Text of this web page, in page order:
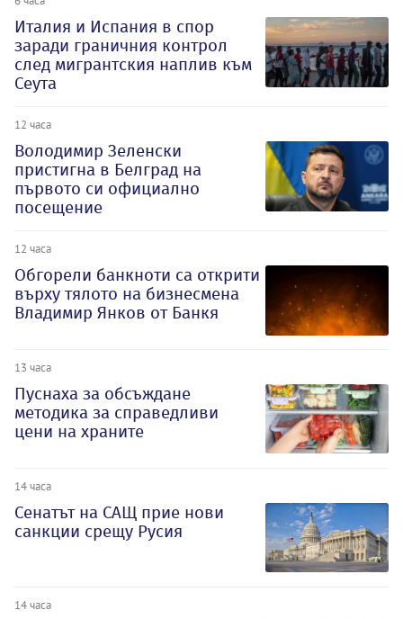
Италия и Испания в спор
заради граничния контрол
след мигрантския наплив към
Сеута
12 часа
Володимир Зеленски
пристигна в Белград на
първото си официално
посещение
12 часа
Обгорели банкноти са открити
върху тялото на бизнесмена
Владимир Янков от Банкя
13 часа
Пуснаха за обсъждане
методика за справедливи
цени на храните
14 часа
Сенатът на САЩ прие нови
санкции срещу Русия
14 часа